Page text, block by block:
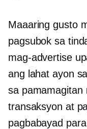
Maaaring gusto
pagsubok sa
mag-advertise
ang lahat ayon
sa pamamagitan
transaksyon at
pagbabayad